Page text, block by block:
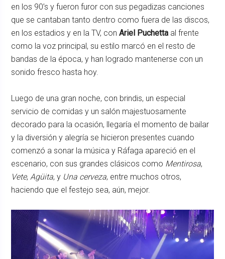
en los 90’s y fueron furor con sus pegadizas canciones
que se cantaban tanto dentro como fuera de las discos,
en los estadios y en la TV, conAriel Puchetta al frente
como la voz principal, su estilo marcó en el resto de
bandas de la época, y han logrado mantenerse con un
sonido fresco hasta hoy.
Luego de una gran noche, con brindis, un especial
servicio de comidas y un salón majestuosamente
decorado para la ocasión, llegaría el momento de bailar
y la diversión y alegría se hicieron presentes cuando
comenzó a sonar la música y Ráfaga apareció en el
escenario, con sus grandes clásicos como Mentirosa,
Vete, Agüita, y Una cerveza, entre muchos otros,
haciendo que el festejo sea, aún, mejor.